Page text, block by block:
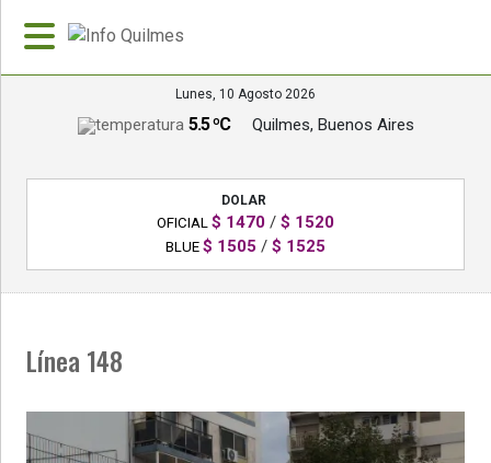
Política
Lunes, 10 Agosto 2026
5.5 ºC Quilmes, Buenos Aires
DOLAR
OFICIAL $ 1470 / $ 1520
BLUE $ 1505 / $ 1525
Línea 148